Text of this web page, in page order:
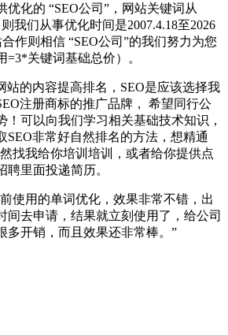
优化的 “SEO公司”，网站关键词从
我们从事优化时间是2007.4.18至2026
作则相信 “SEO公司”的我们努力为您
关键词基础总价）。
站的内容提高排名，SEO是应该选择我
注册商标的推广品牌， 希望同行公
！可以向我们学习相关基础技术知识，
SEO非常好自然排名的方法，想精通
找我给你培训培训，或者给你提供点
里面投递简历。
使用的单词优化，效果非常不错，出
间去申请，结果就立刻使用了，给公司
多开销，而且效果还非常棒。”